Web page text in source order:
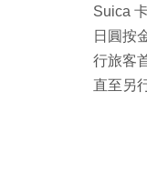
Suica
日圓按
行旅客
直至另